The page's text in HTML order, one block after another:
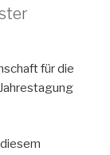
für die